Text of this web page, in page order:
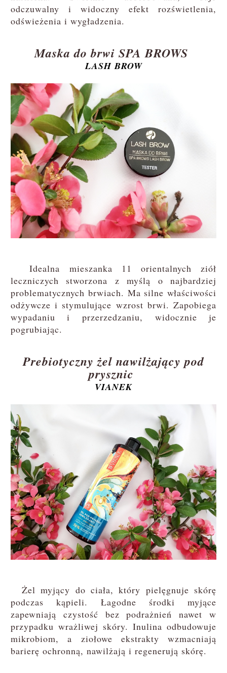
odczuwalny i widoczny efekt rozświetlenia,
odświeżenia i wygładzenia.
Maska do brwi SPA BROWS
LASH BROW
Idealna mieszanka 11 orientalnych ziół
leczniczych stworzona z myślą o najbardziej
problematycznych brwiach. Ma silne właściwości
odżywcze i stymulujące wzrost brwi. Zapobiega
wypadaniu i przerzedzaniu, widocznie je
pogrubiając.
Prebiotyczny żel nawilżający pod
prysznic
VIANEK
Żel myjący do ciała, który pielęgnuje skórę
podczas kąpieli. Łagodne środki myjące
zapewniają czystość bez podrażnień nawet w
przypadku wrażliwej skóry. Inulina odbudowuje
mikrobiom, a ziołowe ekstrakty wzmacniają
barierę ochronną, nawilżają i regenerują skórę.